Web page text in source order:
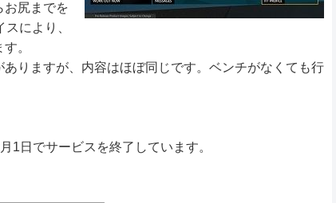
お尻までを
により、
。
ありますが、内容はほぼ同じです。ベンチがなくても行
1日でサービスを終了しています。